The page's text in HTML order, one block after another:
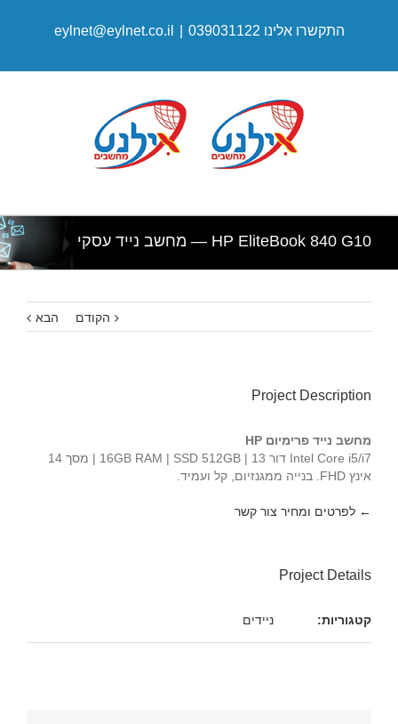
התקשרו אלינו 039031122 eylnet@eylnet.co.il
HP EliteBook 840 G10 — מחשב נייד עסקי
הקודם הבא
Project Description
מחשב נייד פרימיום HP
Intel Core i5/i7 דור 13 | 16GB RAM | SSD 512GB | מסך 14
אינץ FHD. בנייה ממגנזיום, קל ועמיד.
← לפרטים ומחיר צור קשר
Project Details
קטגוריות: ניידים